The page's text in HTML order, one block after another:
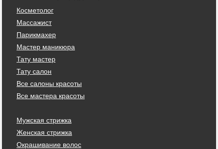
Косметолог
Массажист
Парикмахер
Мастер маникюра
Тату мастер
Тату салон
Все салоны красоты
Все мастера красоты
Мужская стрижка
Женская стрижка
Окрашивание волос